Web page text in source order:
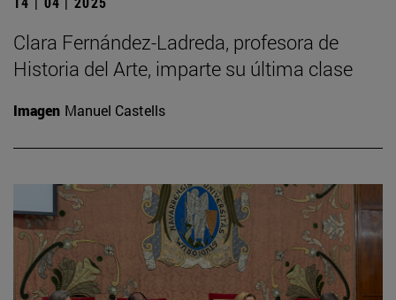
Clara Fernández-Ladreda, profesora de
Historia del Arte, imparte su última clase
Imagen Manuel Castells